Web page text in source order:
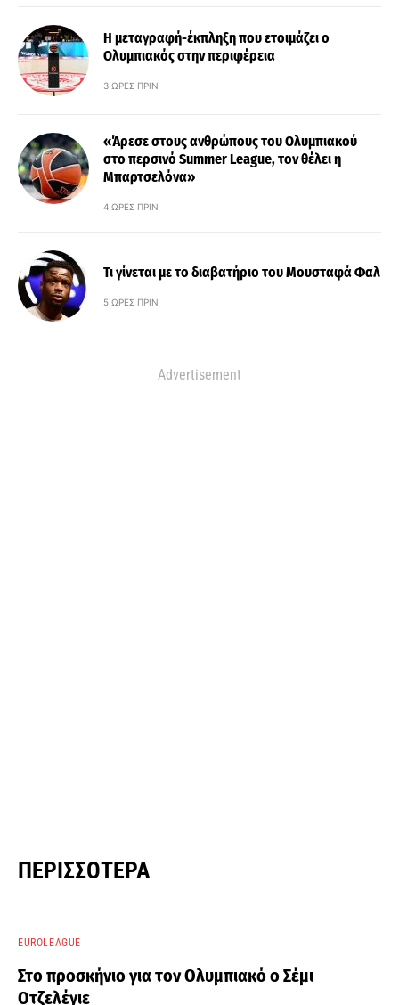
Η μεταγραφή-έκπληξη που ετοιμάζει ο
Ολυμπιακός στην περιφέρεια
3 ΏΡΕΣ ΠΡΙΝ
«Άρεσε στους ανθρώπους του Ολυμπιακού
στο περσινό Summer League, τον θέλει η
Μπαρτσελόνα»
4 ΏΡΕΣ ΠΡΙΝ
Τι γίνεται με το διαβατήριο του Μουσταφά Φαλ
5 ΏΡΕΣ ΠΡΙΝ
Advertisement
ΠΕΡΙΣΣΌΤΕΡΑ
EUROLEAGUE
Στο προσκήνιο για τον Ολυμπιακό ο Σέμι
Οτζελέγιε